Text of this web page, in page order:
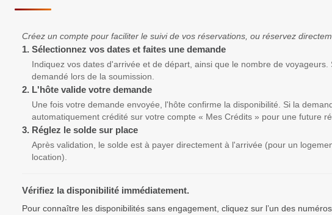
Créez un compte pour faciliter le suivi de vos réservations, ou réservez
1. Sélectionnez vos dates et faites une demande
Indiquez vos dates d'arrivée et de départ, ainsi que le nombre de
demandé lors de la soumission.
2. L'hôte valide votre demande
Une fois votre demande envoyée, l'hôte confirme la disponibilité. Si la
automatiquement crédité sur votre compte « Mes Crédits » pour une future
3. Réglez le solde sur place
Après validation, le solde est à payer directement à l'arrivée (pour un
location).
Vérifiez la disponibilité immédiatement.
Pour connaître les disponibilités sans engagement, cliquez sur l’un des